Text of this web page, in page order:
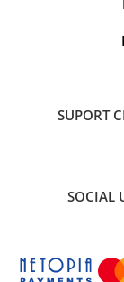
SUPORT
SOCIAL